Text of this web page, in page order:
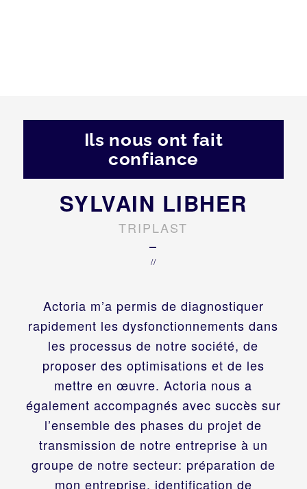
Ils nous ont fait
confiance
Actoria m’a permis de diagnostiquer
rapidement les dysfonctionnements dans
les processus de notre société, de
proposer des optimisations et de les
mettre en œuvre. Actoria nous a
également accompagnés avec succès sur
l’ensemble des phases du projet de
transmission de notre entreprise à un
groupe de notre secteur: préparation de
mon entreprise, identification de
SYLVAIN LIBHER
TRIPLAST
–
//